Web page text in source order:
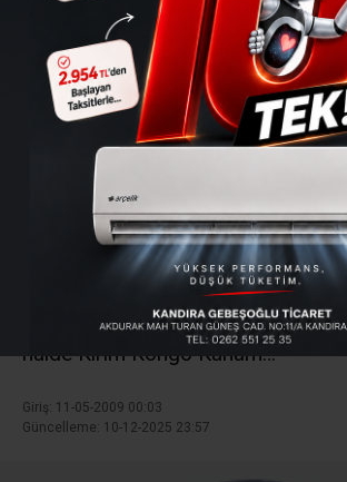
Ana Sayfa›Sağlık
Kene ısırmadı
virüsünden öldü
Kandıra Belediye Başkanı Mustafa
Köroğlu Devlet
hemşire yeğeni Arzu Ögren (27),
halde Kırım Kongo Kanam…
Giriş: 11-05-2009 00:03
Güncelleme: 10-12-2025 23:57